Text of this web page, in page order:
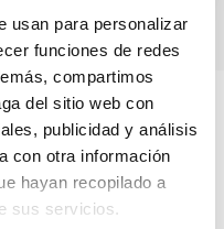
usan para personalizar
funciones de redes
compartimos
del sitio web con
publicidad y análisis
con otra información
hayan recopilado a
sus servicios.